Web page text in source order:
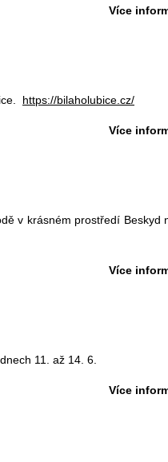
Více
https://bilaholubice.cz/
Více
v krásném prostředí Beskyd
Více
11. až 14. 6.
Více